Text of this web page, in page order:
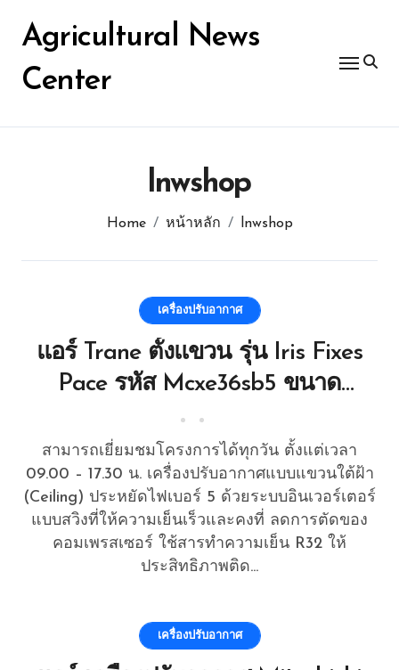
contentAgricultural News
Center
lnwshop
Home หน้าหลัก lnwshop
เครื่องปรับอากาศ
แอร์ Trane ตั้งแขวน รุ่น Iris Fixes
Pace รหัส Mcxe36sb5 ขนาด
36000 Btu ระบบ Non-inverter
สยามเจริญแอร์
สามารถเยี่ยมชมโครงการได้ทุกวัน ตั้งแต่เวลา
09.00 – 17.30 น. เครื่องปรับอากาศแบบแขวนใต้ฝ้า
(Ceiling) ประหยัดไฟเบอร์ 5 ด้วยระบบอินเวอร์เตอร์
แบบสวิงที่ให้ความเย็นเร็วและคงที่ ลดการตัดของ
คอมเพรสเซอร์ ใช้สารทำความเย็น R32 ให้
ประสิทธิภาพติด...
เครื่องปรับอากาศ